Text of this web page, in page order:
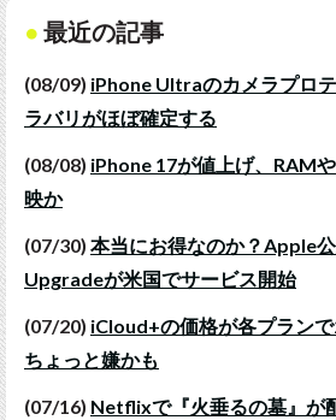
最近の記事
(08/09) iPhone Ultraのカメラプロ
ラバリがほぼ確定する
(08/08) iPhone 17が値上げ、RAM
映か
(07/30) 本当にお得なのか？Apple
Upgradeが米国でサービス開始
(07/20) iCloud+の価格が各プランで
ちょっと嫌かも
(07/16) Netflixで『火垂るの墓』が